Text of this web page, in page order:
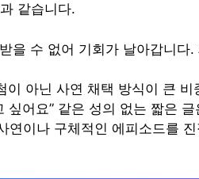
같습니다.
을 수 없어 기회가 날아갑니다
이 아닌 사연 채택 방식이 큰
어요” 같은 성의 없는 짧은
연이나 구체적인 에피소드를